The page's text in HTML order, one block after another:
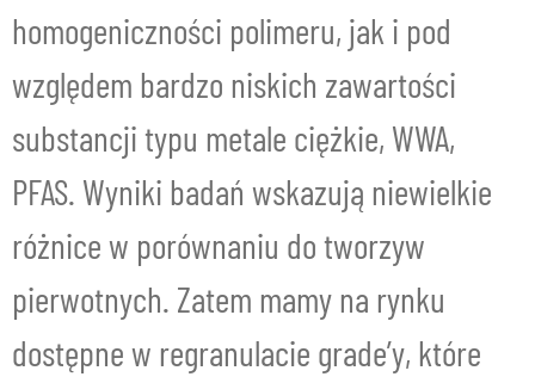
homogeniczności polimeru, jak i pod
względem bardzo niskich zawartości
substancji typu metale ciężkie, WWA,
PFAS. Wyniki badań wskazują niewielkie
różnice w porównaniu do tworzyw
pierwotnych. Zatem mamy na rynku
dostępne w regranulacie grade’y, które